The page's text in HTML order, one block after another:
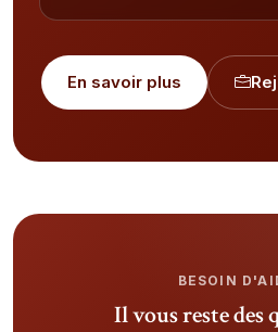
En savoir plus
BESOIN
Il vous reste des